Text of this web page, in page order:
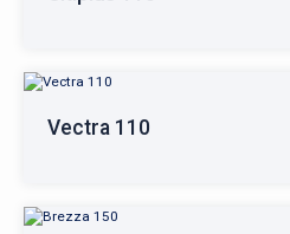
Vectra 110